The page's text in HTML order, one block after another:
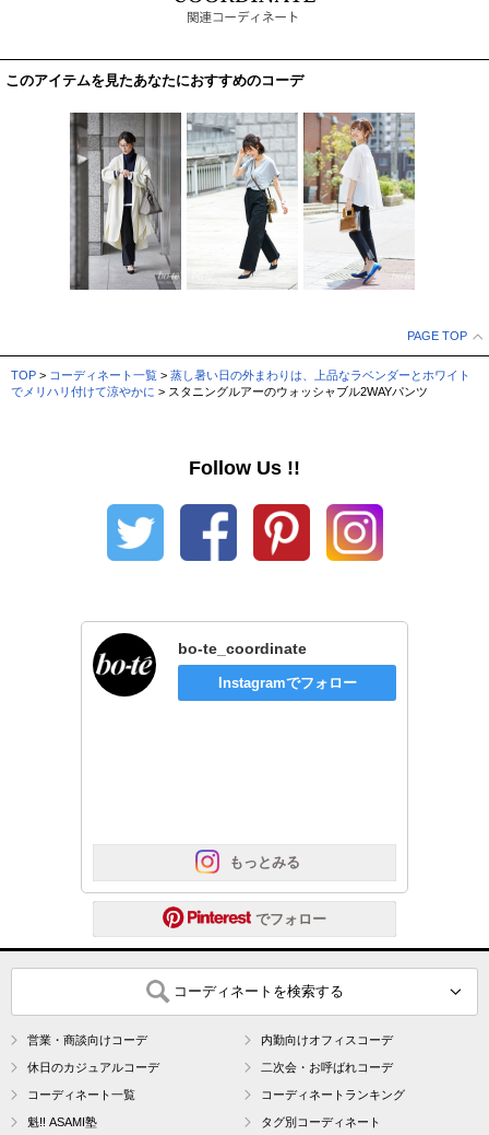
このアイテムを見たあなたにおすすめのコーデ
PAGE TOP
TOP > コーディネート一覧 > 蒸し暑い日の外まわりは、上品なラベンダーとホワイト
でメリハリ付けて涼やかに > スタニングルアーのウォッシャブル2WAYパンツ
Follow Us !!
でフォロー
bo-te_coordinate
Instagramでフォロー
もっとみる
コーディネートを検索する
営業・商談向けコーデ 内勤向けオフィスコーデ
休日のカジュアルコーデ 二次会・お呼ばれコーデ
コーディネート一覧 コーディネートランキング
魁!! ASAMI塾 タグ別コーディネート